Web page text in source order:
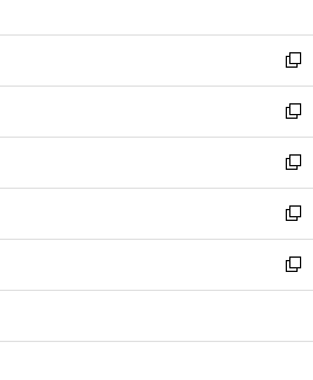
開
く
ウ
で
開
く
ン
ド
ウ
で
開
く
ウ
ィ
ン
ド
ウ
で
開
く
新
し
い
ウ
ィ
ン
ド
ウ
で
開
新
し
い
ウ
ィ
ン
ド
ウ
開
新
し
い
ウ
ィ
ン
ウ
新
し
い
ウ
ン
新
し
ウ